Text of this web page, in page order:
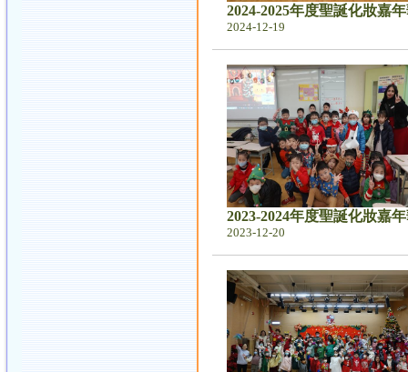
2024-2025年度聖誕化妝嘉
2024-12-19
2023-2024年度聖誕化妝嘉
2023-12-20